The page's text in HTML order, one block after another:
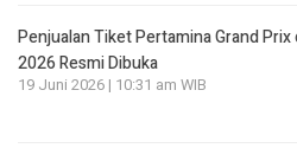
Penjualan Tiket Pertamina Grand
2026 Resmi Dibuka
19 Juni 2026 | 10:31 am WIB